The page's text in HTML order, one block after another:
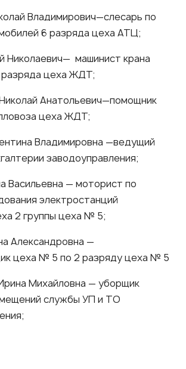
Владимирович—слесарь по
6 разряда цеха АТЦ;
Николаевич— машинист крана
цеха ЖДТ;
Анатольевич—помощник
цеха ЖДТ;
Владимировна —ведущий
заводоуправления;
Васильевна — моторист по
электростанций
2 группы цеха № 5;
Александровна —
цеха № 5 по 2 разряду цеха № 5
Михайловна — уборщик
службы УП и ТО